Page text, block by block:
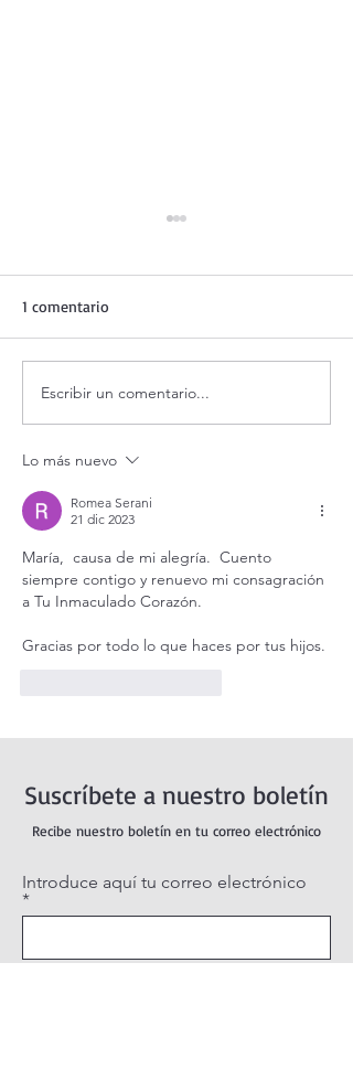
Evangelio de hoy Domingo
16 agosto 2026. ¿Por qué
15,21-28)
1 comentario
Escribir un comentario...
Lo más nuevo
Romea Serani
21 dic 2023
María,  causa de mi alegría.  Cuento
siempre contigo y renuevo mi consagración
a Tu Inmaculado Corazón.
Gracias por todo lo que haces por tus hijos.
Suscríbete a nuestro boletín
Recibe nuestro boletín en tu correo electrónico
Introduce aquí tu correo electrónico